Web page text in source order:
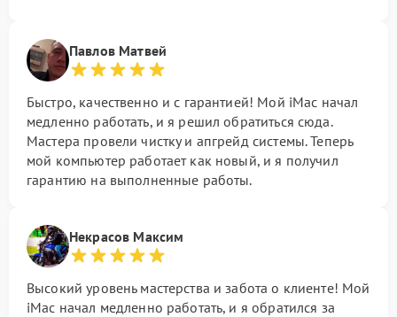
Павлов Матвей
Быстро, качественно и с гарантией! Мой iMac начал
медленно работать, и я решил обратиться сюда.
Мастера провели чистку и апгрейд системы. Теперь
мой компьютер работает как новый, и я получил
гарантию на выполненные работы.
Некрасов Максим
Высокий уровень мастерства и забота о клиенте! Мой
iMac начал медленно работать, и я обратился за